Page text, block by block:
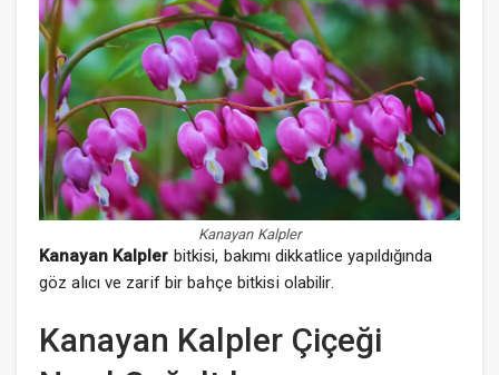
Kanayan Kalpler
Kanayan Kalpler bitkisi, bakımı dikkatlice yapıldığında
göz alıcı ve zarif bir bahçe bitkisi olabilir.
Kanayan Kalpler Çiçeği